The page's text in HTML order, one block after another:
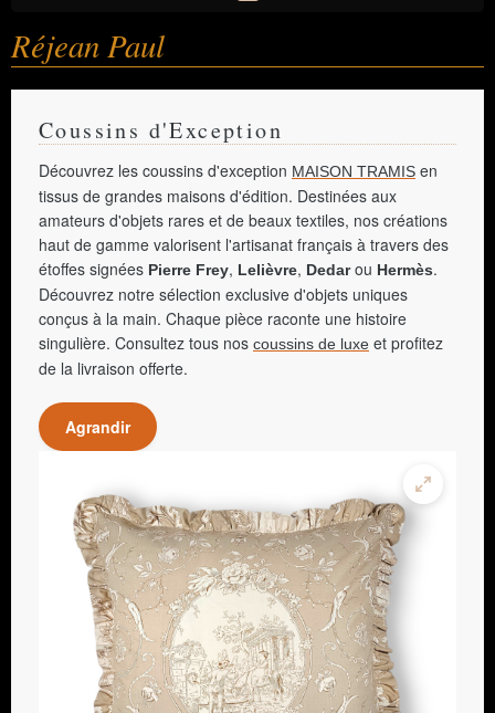
Réjean Paul
Coussins d'Exception
Découvrez les coussins d'exception MAISON TRAMIS en
tissus de grandes maisons d'édition. Destinées aux
amateurs d'objets rares et de beaux textiles, nos créations
haut de gamme valorisent l'artisanat français à travers des
étoffes signées Pierre Frey, Lelièvre, Dedarou Hermès.
Découvrez notre sélection exclusive d'objets uniques
conçus à la main. Chaque pièce raconte une histoire
singulière. Consultez tous nos coussins de luxe et profitez
de la livraison offerte.
Agrandir